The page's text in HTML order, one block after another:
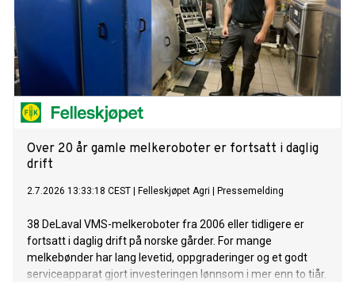
Over 20 år gamle melkeroboter er fortsatt i daglig
drift
2.7.2026 13:33:18 CEST Felleskjøpet Agri Pressemelding
38 DeLaval VMS-melkeroboter fra 2006 eller tidligere er
fortsatt i daglig drift på norske gårder. For mange
melkebønder har lang levetid, oppgraderinger og et godt
serviceapparat gjort investeringen lønnsom i mer enn to tiår.